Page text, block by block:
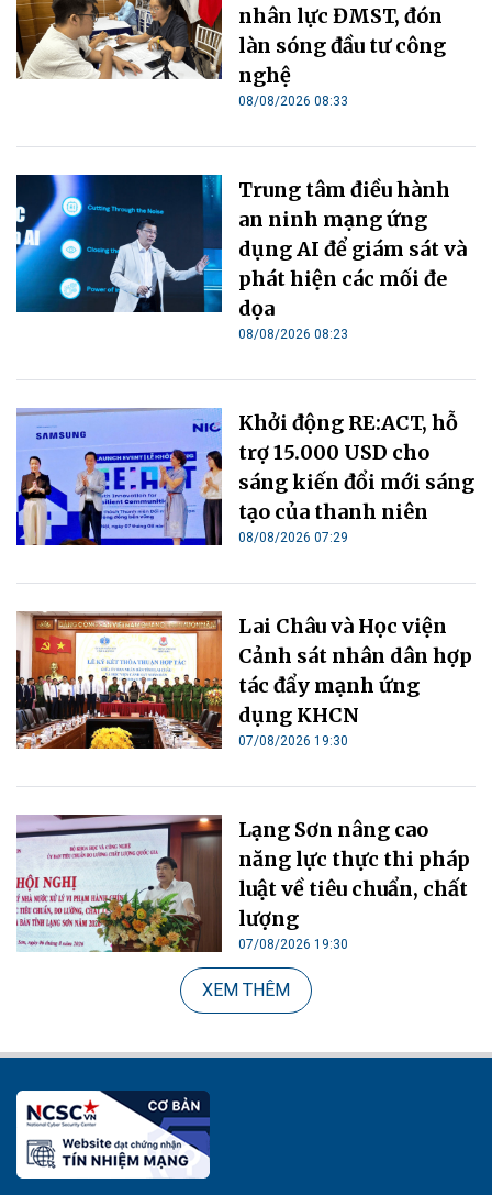
nhân lực ĐMST, đón
làn sóng đầu tư công
nghệ
08/08/2026 08:33
Trung tâm điều hành
an ninh mạng ứng
dụng AI để giám sát và
phát hiện các mối đe
dọa
08/08/2026 08:23
Khởi động RE:ACT, hỗ
trợ 15.000 USD cho
sáng kiến đổi mới sáng
tạo của thanh niên
08/08/2026 07:29
Lai Châu và Học viện
Cảnh sát nhân dân hợp
tác đẩy mạnh ứng
dụng KHCN
07/08/2026 19:30
Lạng Sơn nâng cao
năng lực thực thi pháp
luật về tiêu chuẩn, chất
lượng
07/08/2026 19:30
XEM THÊM